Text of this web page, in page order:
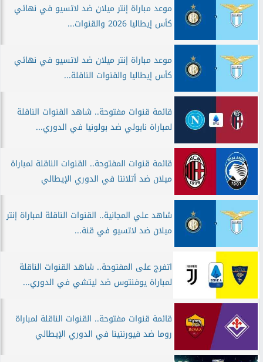
موعد مباراة إنتر ميلان ضد لاتسيو في نهائي
كأس إيطاليا 2026 والقنوات...
موعد مباراة إنتر ميلان ضد لاتسيو في نهائي
كأس إيطاليا والقنوات الناقلة...
قائمة قنوات مفتوحة.. شاهد القنوات الناقلة
لمباراة نابولي ضد بولونيا في الدوري...
قائمة قنوات المفتوحة.. القنوات الناقلة لمباراة
ميلان ضد أتلانتا في الدوري الإيطالي
شاهد علي المجانية.. القنوات الناقلة لمباراة إنتر
ميلان ضد لاتسيو في قنة...
اتفرج على المفتوحة.. شاهد القنوات الناقلة
لمباراة يوفنتوس ضد ليتشي في الدوري...
قائمة قنوات مفتوحة.. القنوات الناقلة لمباراة
روما ضد فيورنتينا في الدوري الإيطالي